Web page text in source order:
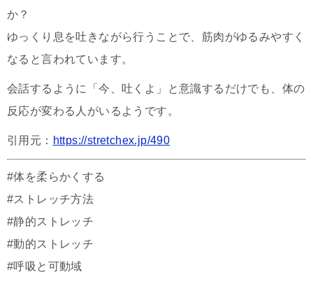
か？
ゆっくり息を吐きながら行うことで、筋肉がゆるみやすく
なると言われています。
会話するように「今、吐くよ」と意識するだけでも、体の
反応が変わる人がいるようです。
引用元： https://stretchex.jp/490
#体を柔らかくする
#ストレッチ方法
#静的ストレッチ
#動的ストレッチ
#呼吸と可動域